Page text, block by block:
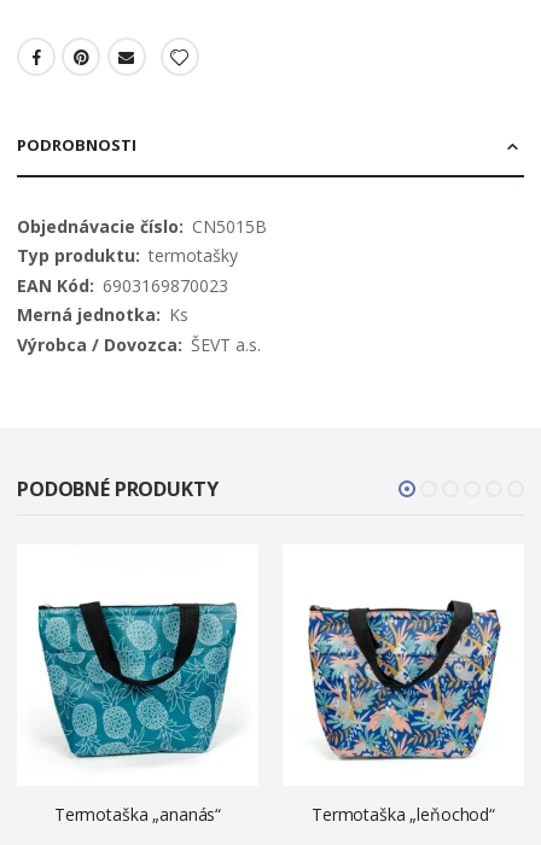
PODROBNOSTI
Viac
informácií
CN5015B
termotašky
6903169870023
Ks
ŠEVT a.s.
PODOBNÉ PRODUKTY
Termotaška „ananás“ Termotaška „leňochod“